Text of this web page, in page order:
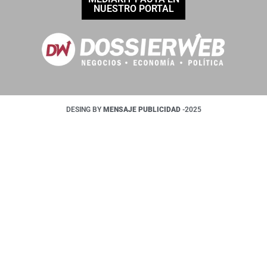
NUESTRO PORTAL
DESING BY MENSAJE PUBLICIDAD -2025